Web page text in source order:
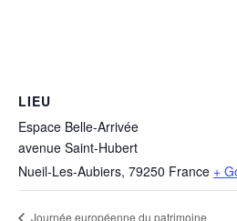
LIEU
Espace Belle-Arrivée
avenue Saint-Hubert
Nueil-Les-Aubiers, 79250 France +
Journée européenne du patrimoine